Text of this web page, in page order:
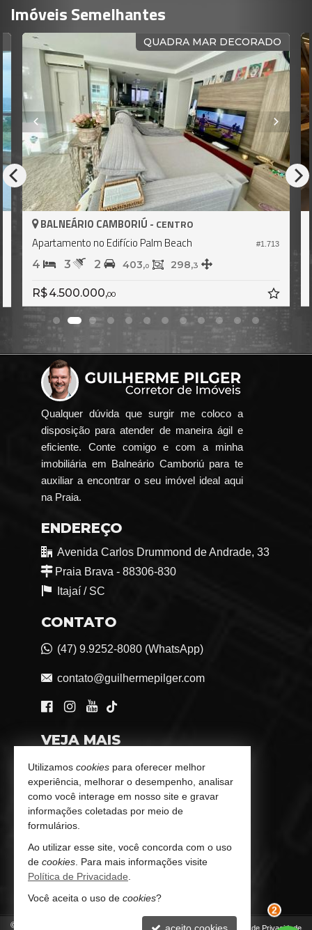
Imóveis Semelhantes
QUADRA MAR DECORADO
#1.713
BALNEÁRIO CAMBORIÚ - CENTRO
Apartamento no Edifício Palm Beach
4 3 2 403,0 298,3
R$ 4.500.000,00
Qualquer dúvida que surgir me coloco a
disposição para atender de maneira ágil e
eficiente. Conte comigo e com a minha
imobiliária em Balneário Camboriú para te
auxiliar a encontrar o seu imóvel ideal aqui
na Praia.
ENDEREÇO
Avenida Carlos Drummond de Andrade, 33
Praia Brava - 88306-830
Itajaí / SC
CONTATO
(47) 9.9252-8080 (WhatsApp)
contato@guilhermepilger.com
VEJA MAIS
Consultoria Imobiliária Personalizada
trabalhe conosco
Indicadores Financeiros
Imóveis Favoritos
Mapa de Imóveis
© Política de Privacidade
Utilizamos cookies para oferecer melhor
experiência, melhorar o desempenho, analisar
como você interage em nosso site e gravar
informações coletadas por meio de
formulários.
Ao utilizar esse site, você concorda com o uso
de cookies . Para mais informações visite
Política de Privacidade
Você aceita o uso de cookies?